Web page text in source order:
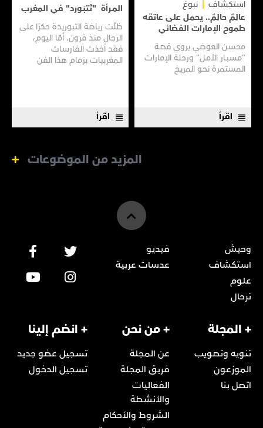
استكشاف
نبوغ
عالِمٌ حالِمٌ.. يحمل على عاتقه
طموح الإمارات الفضائي
محسن العوضي يروي قصـة
"مسبـار الأمـل" ورحلة الإمارات
المستمرة نحـو المريـخ
اقرأ
المـرأة "تَتبَـورد" في المغرب
ظلّت رياضة التبوريدة حكرًا على
الرجال منذ قرون. أمّا اليوم،
فقد أخذت الفارسات
المغربيات بزمام هذا الفن
اقرأ
المزيد من الموضوعات
وحيش
استكشاف
علوم
ترحال
فيديو
عدسات عربية
+ المجلة
تنويه وتصويب
الموزعون
اتصل بنا
+ من نحن
عن المجلة
فريق المجلة
الفعاليات
والأنشطة
الشروط والأحكام
+ انضم إلينا
تسجيل عضو جديد
تسجيل الدخول